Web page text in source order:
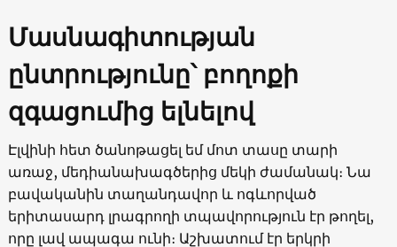
Մասնագիտության
ընտրությունը՝ բողոքի
զգացումից ելնելով
Էլվինի հետ ծանոթացել եմ մոտ տասը տարի
առաջ, մեդիանախագծերից մեկի ժամանակ։ Նա
բավականին տաղանդավոր և ոգևորված
երիտասարդ լրագրողի տպավորություն էր թողել,
որը լավ ապագա ունի։ Աշխատում էր երկրի